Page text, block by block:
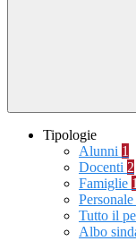
Tipologie
Alunni 1
Docenti 2
Famiglie 1
Tutto il
Albo